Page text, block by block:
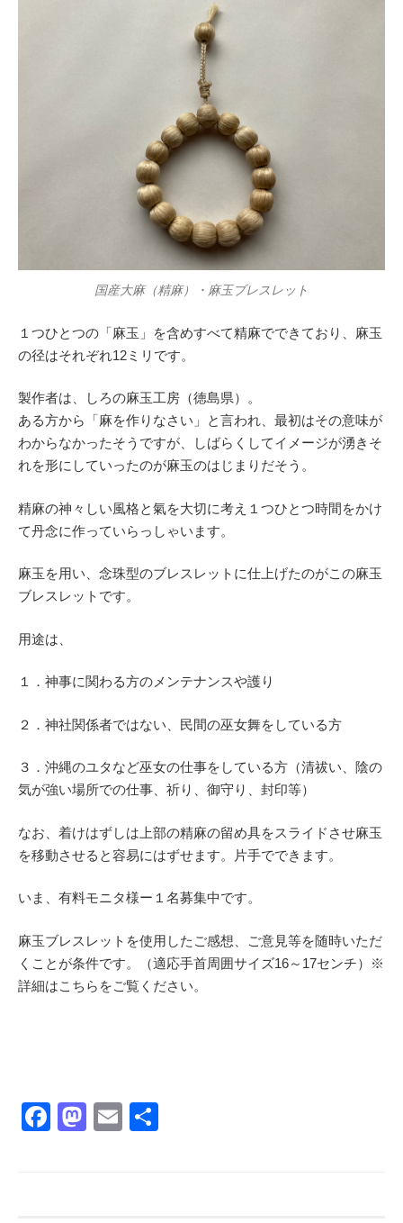
国産大麻（精麻）・麻玉ブレスレット
１つひとつの「麻玉」を含めすべて精麻でできており、麻玉
の径はそれぞれ12ミリです。
製作者は、しろの麻玉工房（徳島県）。
ある方から「麻を作りなさい」と言われ、最初はその意味が
わからなかったそうですが、しばらくしてイメージが湧きそ
れを形にしていったのが麻玉のはじまりだそう。
精麻の神々しい風格と氣を大切に考え１つひとつ時間をかけ
て丹念に作っていらっしゃいます。
麻玉を用い、念珠型のブレスレットに仕上げたのがこの麻玉
ブレスレットです。
用途は、
１．神事に関わる方のメンテナンスや護り
２．神社関係者ではない、民間の巫女舞をしている方
３．沖縄のユタなど巫女の仕事をしている方（清祓い、陰の
気が強い場所での仕事、祈り、御守り、封印等）
なお、着けはずしは上部の精麻の留め具をスライドさせ麻玉
を移動させると容易にはずせます。片手でできます。
いま、有料モニタ様ー１名募集中です。
麻玉ブレスレットを使用したご感想、ご意見等を随時いただ
くことが条件です。（適応手首周囲サイズ16～17センチ）※
詳細はこちらをご覧ください。
F
M
E